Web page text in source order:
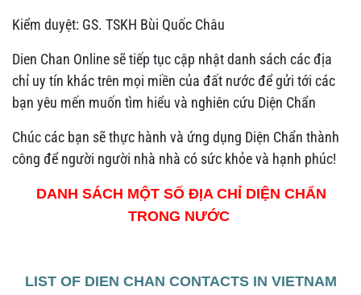
Kiểm duyệt: GS. TSKH Bùi Quốc Châu
Dien Chan Online sẽ tiếp tục cập nhật danh sách các địa
chỉ uy tín khác trên mọi miền của đất nước để gửi tới các
bạn yêu mến muốn tìm hiểu và nghiên cứu Diện Chẩn
Chúc các bạn sẽ thực hành và ứng dụng Diện Chẩn thành
công để người người nhà nhà có sức khỏe và hạnh phúc!
DANH SÁCH MỘT SỐ ĐỊA CHỈ DIỆN CHẨN
TRONG NƯỚC
LIST OF DIEN CHAN CONTACTS IN VIETNAM